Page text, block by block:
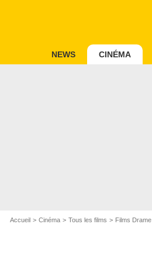
NEWS CINÉMA
Accueil Cinéma Tous les films Films Drame